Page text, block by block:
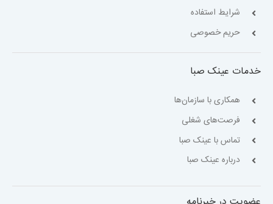
شرایط استفاده
حریم خصوصی
خدمات عینک صبا
همکاری با سازمان‌ها
فرصت‌های شغلی
تماس با عینک صبا
درباره عینک صبا